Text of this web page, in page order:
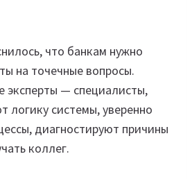
что банкам нужно
на точечные вопросы.
эксперты — специалисты,
логику системы, уверенно
диагностируют причины
коллег.